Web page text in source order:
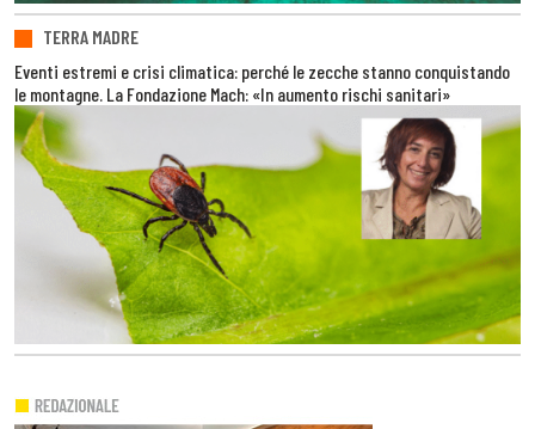
TERRA MADRE
Eventi estremi e crisi climatica: perché le zecche stanno conquistando
le montagne. La Fondazione Mach: «In aumento rischi sanitari»